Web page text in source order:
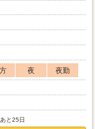
夜
夜勤
と25日